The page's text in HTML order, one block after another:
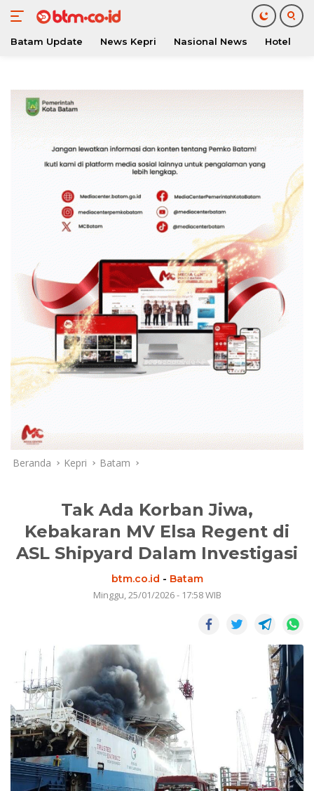
konten
Batam Update News Kepri Nasional News Hotel
Beranda Kepri Batam
Tak Ada Korban Jiwa,
Kebakaran MV Elsa Regent di
ASL Shipyard Dalam Investigasi
btm.co.id - Batam
Minggu, 25/01/2026 - 17:58 WIB